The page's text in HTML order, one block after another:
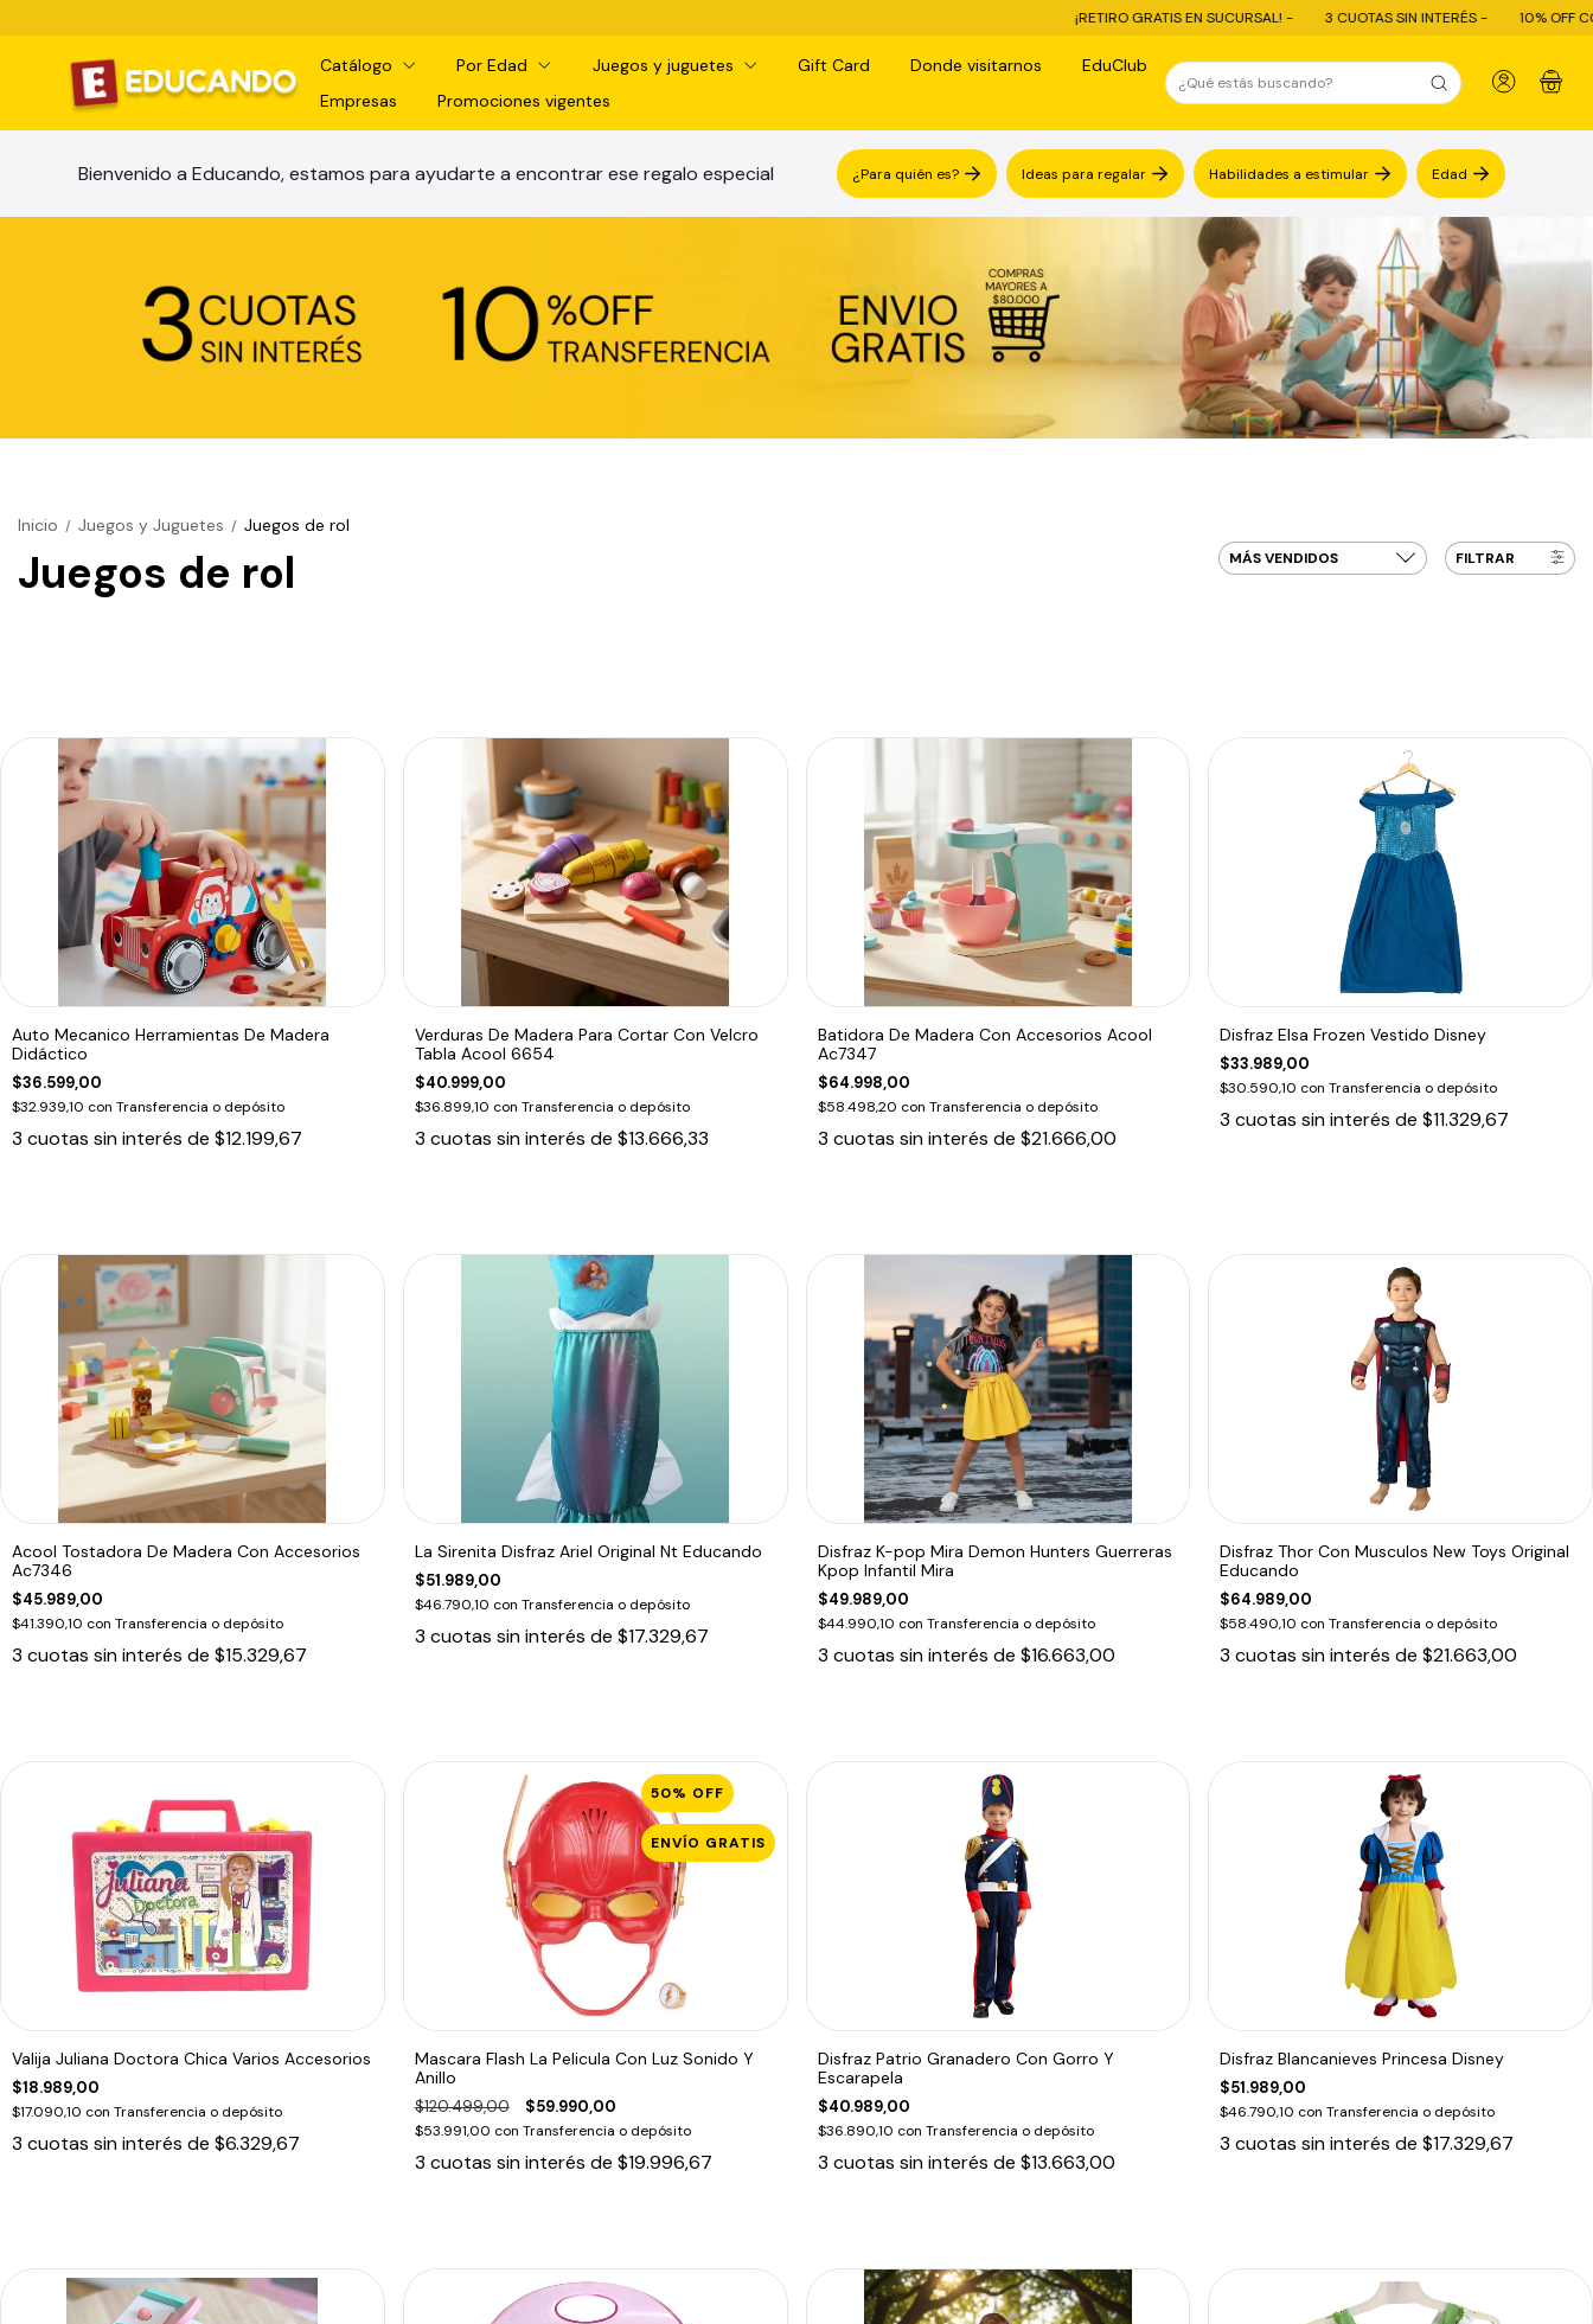
¡RETIRO GRATIS EN SUCURSAL! - 3 CUOTAS SIN INTERÉS - 10% OFF CON TRANSFERENCIA -
Catálogo Por Edad Juegos y juguetes Gift Card Donde visitarnos
EduClub
Empresas
Promociones vigentes
0
Bienvenido a Educando, estamos para ayudarte a encontrar ese regalo especial ¿Para quién es? Ideas para regalar Habilidades a estimular Edad
Inicio / Juegos y Juguetes / Juegos de rol
Juegos de rol FILTRAR
Auto Mecanico Herramientas De Madera
Didáctico
$36.599,00
$32.939,10 con Transferencia o depósito
3 cuotas sin interés de $12.199,67
Verduras De Madera Para Cortar Con Velcro
Tabla Acool 6654
$40.999,00
$36.899,10 con Transferencia o depósito
3 cuotas sin interés de $13.666,33
Batidora De Madera Con Accesorios Acool
Ac7347
$64.998,00
$58.498,20 con Transferencia o depósito
3 cuotas sin interés de $21.666,00
Disfraz Elsa Frozen Vestido Disney
$33.989,00
$30.590,10 con Transferencia o depósito
3 cuotas sin interés de$11.329,67
Acool Tostadora De Madera Con Accesorios
Ac7346
$45.989,00
$41.390,10 con Transferencia o depósito
3 cuotas sin interés de $15.329,67
La Sirenita Disfraz Ariel Original Nt Educando
$51.989,00
$46.790,10 con Transferencia o depósito
3 cuotas sin interés de $17.329,67
Disfraz K-pop Mira Demon Hunters Guerreras
Kpop Infantil Mira
$49.989,00
$44.990,10 con Transferencia o depósito
3 cuotas sin interés de $16.663,00
Disfraz Thor Con Musculos New Toys Original
Educando
$64.989,00
$58.490,10 con Transferencia o depósito
3 cuotas sin interés de$21.663,00
Valija Juliana Doctora Chica Varios Accesorios
$18.989,00
$17.090,10 con Transferencia o depósito
3 cuotas sin interés de $6.329,67
50% OFF
ENVÍO GRATIS
Mascara Flash La Pelicula Con Luz Sonido Y
Anillo
$120.499,00 $59.990,00
$53.991,00 con Transferencia o depósito
3 cuotas sin interés de $19.996,67
Disfraz Patrio Granadero Con Gorro Y
Escarapela
$40.989,00
$36.890,10 con Transferencia o depósito
3 cuotas sin interés de $13.663,00
Disfraz Blancanieves Princesa Disney
$51.989,00
$46.790,10 con Transferencia o depósito
3 cuotas sin interés de$17.329,67